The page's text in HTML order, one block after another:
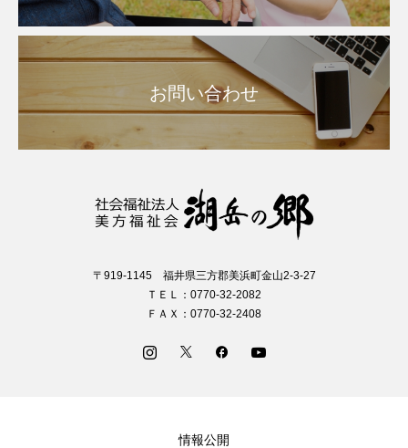
お問い合わせ
〒919-1145 福井県三方郡美浜町金山2-3-27
ＴＥＬ：0770-32-2082
ＦＡＸ：0770-32-2408
情報公開